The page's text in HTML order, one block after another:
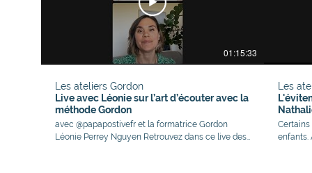
01:15:33
Les ateliers Gordon
Live avec Léonie sur l’art d’écouter avec la
méthode Gordon
avec @papapostivefr et la formatrice Gordon
Léonie Perrey Nguyen Retrouvez dans ce live des
Les
enfants.